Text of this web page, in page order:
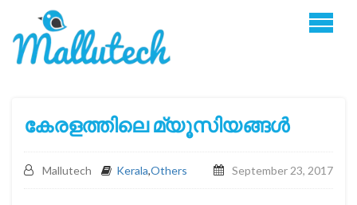
കേരളത്തിലെ മ്യൂസിയങ്ങൾ
Mallutech Kerala,Others September 23, 2017